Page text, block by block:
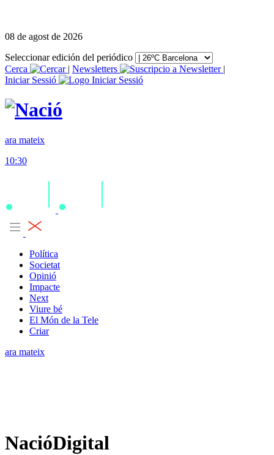
08 de agost de 2026
Seleccionar edición del periódico
Cerca
| Newsletters
|
Iniciar Sessió
ara mateix
10:30
Política
Societat
Opinió
Impacte
Next
Viure bé
El Món de la Tele
Criar
ara mateix
NacióDigital